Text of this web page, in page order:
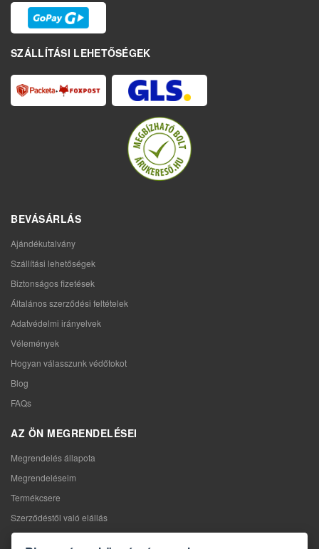
SZÁLLÍTÁSI LEHETŐSÉGEK
BEVÁSÁRLÁS
Ajándékutalvány
Szállítási lehetőségek
Biztonságos fizetések
Általános szerződési feltételek
Adatvédelmi irányelvek
Vélemények
Hogyan válasszunk védőtokot
Blog
FAQs
AZ ÖN MEGRENDELÉSEI
Megrendelés állapota
Megrendeléseim
Termékcsere
Szerződéstől való elállás
Reklamáció